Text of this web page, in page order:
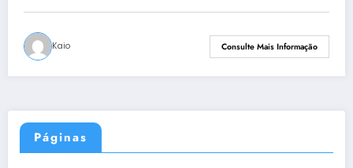
Kaio Consulte Mais Informação
Páginas